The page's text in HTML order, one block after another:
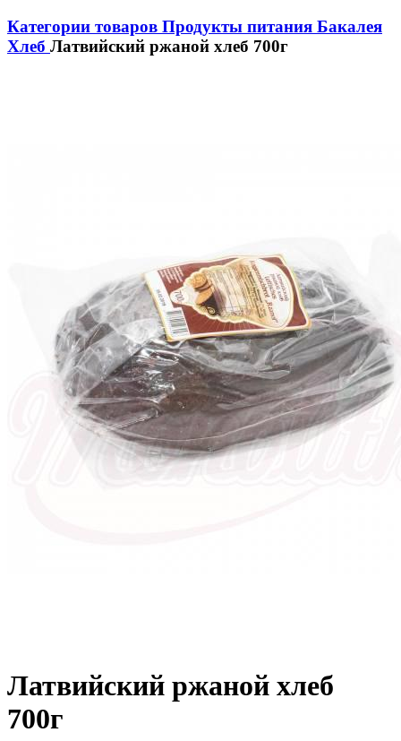
Категории товаров Продукты питания Бакалея
Хлеб Латвийский ржаной хлеб 700г
Латвийский ржаной хлеб
700г